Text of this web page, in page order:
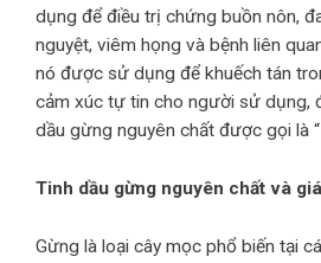
dụng để điều trị chứng buồn nôn,
nguyệt, viêm họng và bệnh liên
nó được sử dụng để khuếch tán
cảm xúc tự tin cho người sử dụng,
dầu gừng nguyên chất được gọi là
Tinh dầu gừng nguyên chất và
Gừng là loại cây mọc phổ biến tại